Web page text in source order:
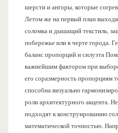
шерсти и ангоры, которые
Летом же на первый план
соломка и дышащий текстиль,
побережье или в черте города.
баланс пропорций и силуэта
важнейшим фактором при
его соразмерность пропорциям
способна визуально
роли архитектурного акцента.
подходят к конструированию
математической точностью.